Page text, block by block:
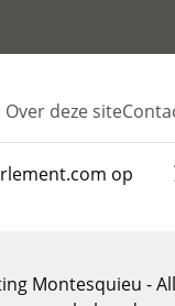
Footer
Over deze site
op
Montesquieu -